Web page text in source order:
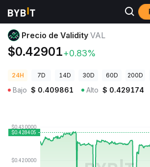
Precios de Criptomonedas Precio de Validity
Precio de Validity VAL
$0.42901+0.83%
24H 7D 14D 30D 60D 200D
Bajo $ 0.409861 Alto $ 0.429174